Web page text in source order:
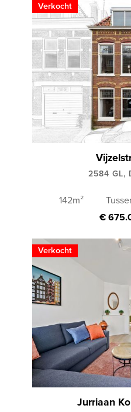
Verkocht
2584 GL,
142m²
€
Verkocht
Jurriaan